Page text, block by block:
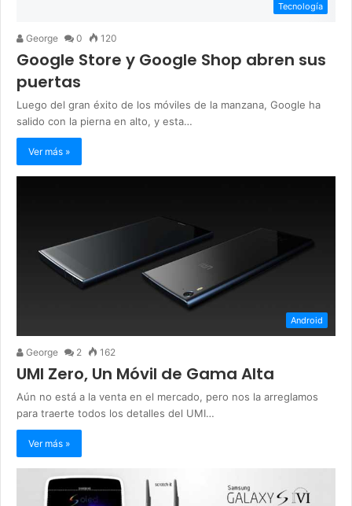
Tecnología
George 0 120
Google Store y Google Shop abren sus
puertas
Luego del gran éxito de los móviles de la manzana, Google ha
salido con la pierna en alto, y esta…
Ver más »
Android
George 2 162
UMI Zero, Un Móvil de Gama Alta
Aún no está a la venta en el mercado, pero nos la arreglamos
para traerte todos los detalles del UMI…
Ver más »